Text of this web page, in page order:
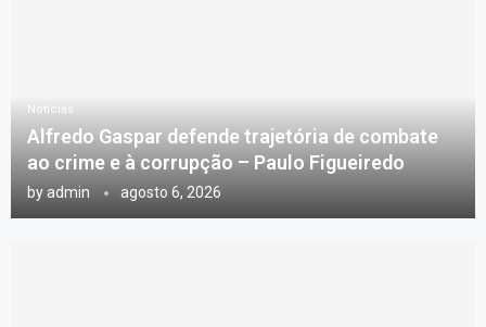
Notícias
Alfredo Gaspar defende trajetória de combate
ao crime e à corrupção – Paulo Figueiredo
byadmin agosto 6, 2026